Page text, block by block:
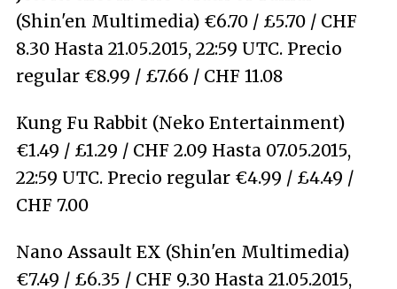
(Shin'en Multimedia) €6.70 / £5.70 / CHF
8.30 Hasta 21.05.2015, 22:59 UTC. Precio
regular €8.99 / £7.66 / CHF 11.08
Kung Fu Rabbit (Neko Entertainment)
€1.49 / £1.29 / CHF 2.09 Hasta 07.05.2015,
22:59 UTC. Precio regular €4.99 / £4.49 /
CHF 7.00
Nano Assault EX (Shin'en Multimedia)
€7.49 / £6.35 / CHF 9.30 Hasta 21.05.2015,